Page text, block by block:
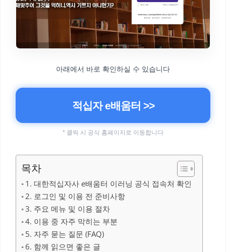
아래에서 바로 확인하실 수 있습니다
적십자 e배움터 >>
* 클릭 시 공식 홈페이지로 이동합니다
목차
1. 대한적십자사 e배움터 이러닝 공식 접속처 확인
2. 로그인 및 이용 전 준비사항
3. 주요 메뉴 및 이용 절차
4. 이용 중 자주 막히는 부분
5. 자주 묻는 질문 (FAQ)
6. 함께 읽으면 좋은 글